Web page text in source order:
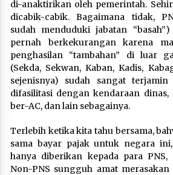
di-anaktirikan oleh pemerintah.
dicabik-cabik. Bagaimana tidak,
sudah menduduki jabatan
pernah berkekurangan karena
penghasilan “tambahan” di luar
(Sekda, Sekwan, Kaban, Kadis,
sejenisnya) sudah sangat terjamin
difasilitasi dengan kendaraan
ber-AC, dan lain sebagainya.
Terlebih ketika kita tahu bersama,
sama bayar pajak untuk negara
hanya diberikan kepada para
Non-PNS sungguh amat